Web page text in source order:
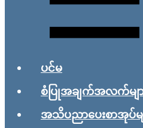
ပင်မ
စံပြုအချက်အလက်မျာ
အသိပညာပေးစာအုပ်မျ